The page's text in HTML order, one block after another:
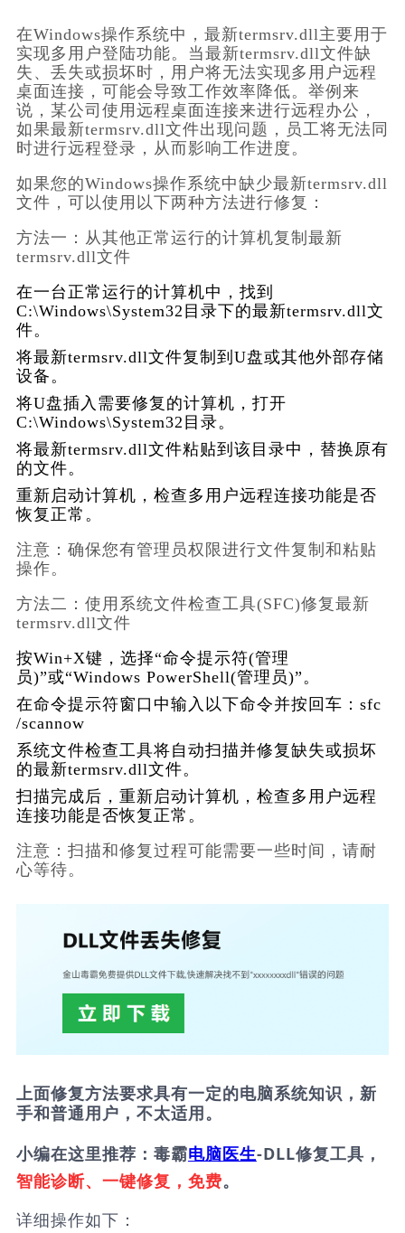
在Windows操作系统中，最新termsrv.dll主要用于
实现多用户登陆功能。当最新termsrv.dll文件缺
失、丢失或损坏时，用户将无法实现多用户远程
桌面连接，可能会导致工作效率降低。举例来
说，某公司使用远程桌面连接来进行远程办公，
如果最新termsrv.dll文件出现问题，员工将无法同
时进行远程登录，从而影响工作进度。
如果您的Windows操作系统中缺少最新termsrv.dll
文件，可以使用以下两种方法进行修复：
方法一：从其他正常运行的计算机复制最新
termsrv.dll文件
在一台正常运行的计算机中，找到
C:\Windows\System32目录下的最新termsrv.dll文
件。
将最新termsrv.dll文件复制到U盘或其他外部存储
设备。
将U盘插入需要修复的计算机，打开
C:\Windows\System32目录。
将最新termsrv.dll文件粘贴到该目录中，替换原有
的文件。
重新启动计算机，检查多用户远程连接功能是否
恢复正常。
注意：确保您有管理员权限进行文件复制和粘贴
操作。
方法二：使用系统文件检查工具(SFC)修复最新
termsrv.dll文件
按Win+X键，选择“命令提示符(管理
员)”或“Windows PowerShell(管理员)”。
在命令提示符窗口中输入以下命令并按回车： sfc
/scannow
系统文件检查工具将自动扫描并修复缺失或损坏
的最新termsrv.dll文件。
扫描完成后，重新启动计算机，检查多用户远程
连接功能是否恢复正常。
注意：扫描和修复过程可能需要一些时间，请耐
心等待。
上面修复方法要求具有一定的电脑系统知识，新
手和普通用户，不太适用。
小编在这里推荐：毒霸电脑医生-DLL修复工具，
智能诊断、一键修复，免费。
详细操作如下：